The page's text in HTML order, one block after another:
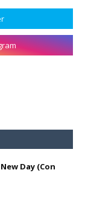
Day (Con